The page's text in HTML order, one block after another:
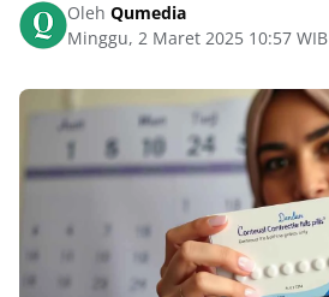
Oleh Qumedia
Minggu, 2 Maret 2025 10:57 WIB